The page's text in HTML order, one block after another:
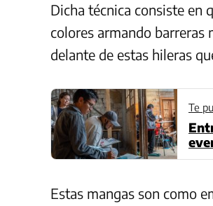
Dicha técnica consiste en
colores armando barreras
delante de estas hileras
Te
Estas mangas son como